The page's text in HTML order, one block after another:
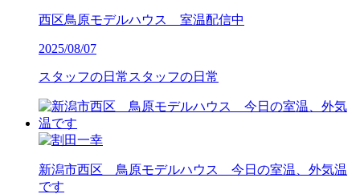
西区鳥原モデルハウス 室温配信中
2025/08/07
スタッフの日常 スタッフの日常
新潟市西区 鳥原モデルハウス 今日の室温、外気温
です